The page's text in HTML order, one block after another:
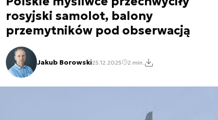
rosyjski samolot, balony
przemytników pod obserwacją
Jakub Borowski25.12.2025 2 min.